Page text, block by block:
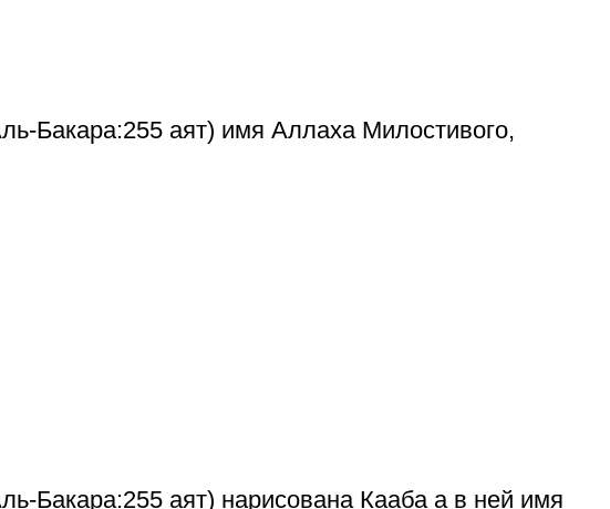
Бакара:255 аят) имя Аллаха Милостивого,
Бакара:255 аят) нарисована Кааба а в ней имя